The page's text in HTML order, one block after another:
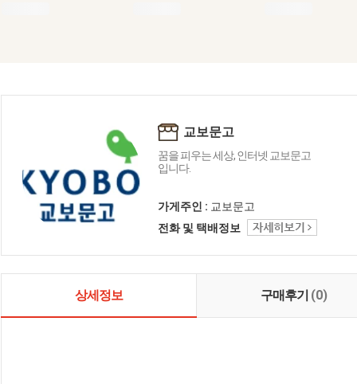
교보문고
꿈을 피우는 세상, 인터넷 교보문고
입니다.
가게주인 : 교보문고
전화 및 택배정보
상세정보 구매후기 (0)